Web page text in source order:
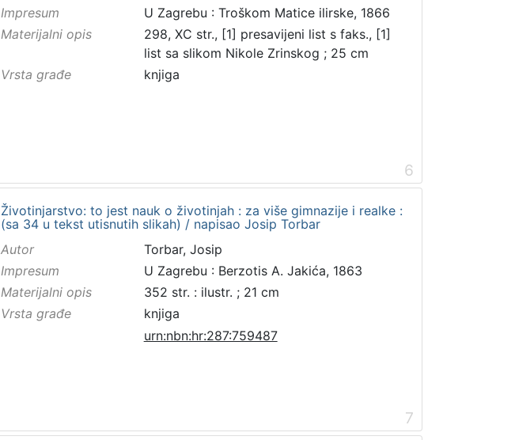
Impresum
U Zagrebu : Troškom Matice ilirske, 1866
Materijalni opis
298, XC str., [1] presavijeni list s faks., [1]
list sa slikom Nikole Zrinskog ; 25 cm
Vrsta građe
knjiga
6
Životinjarstvo: to jest nauk o životinjah : za više gimnazije i realke :
(sa 34 u tekst utisnutih slikah) / napisao Josip Torbar
Autor
Torbar, Josip
Impresum
U Zagrebu : Berzotis A. Jakića, 1863
Materijalni opis
352 str. : ilustr. ; 21 cm
Vrsta građe
knjiga
urn:nbn:hr:287:759487
7